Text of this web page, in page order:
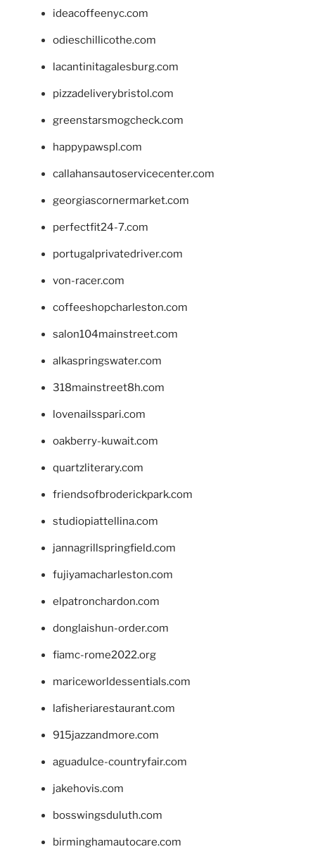
ideacoffeenyc.com
odieschillicothe.com
lacantinitagalesburg.com
pizzadeliverybristol.com
greenstarsmogcheck.com
happypawspl.com
callahansautoservicecenter.com
georgiascornermarket.com
perfectfit24-7.com
portugalprivatedriver.com
von-racer.com
coffeeshopcharleston.com
salon104mainstreet.com
alkaspringswater.com
318mainstreet8h.com
lovenailsspari.com
oakberry-kuwait.com
quartzliterary.com
friendsofbroderickpark.com
studiopiattellina.com
jannagrillspringfield.com
fujiyamacharleston.com
elpatronchardon.com
donglaishun-order.com
fiamc-rome2022.org
mariceworldessentials.com
lafisheriarestaurant.com
915jazzandmore.com
aguadulce-countryfair.com
jakehovis.com
bosswingsduluth.com
birminghamautocare.com